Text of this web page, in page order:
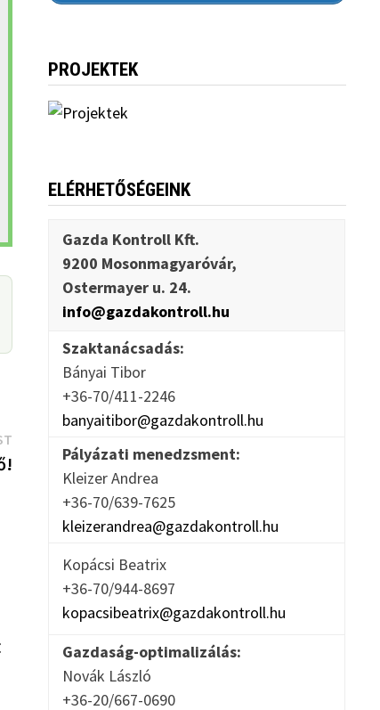
Next
post:
PROJEKTEK
ELÉRHETŐSÉGEINK
Gazda Kontroll Kft.
9200 Mosonmagyaróvár,
Ostermayer u. 24.
info@gazdakontroll.hu
Szaktanácsadás:
Bányai Tibor
+36-70/411-2246
banyaitibor@gazdakontroll.hu
Pályázati menedzsment:
Kleizer Andrea
+36-70/639-7625
kleizerandrea@gazdakontroll.hu
Kopácsi Beatrix
+36-70/944-8697
kopacsibeatrix@gazdakontroll.hu
Gazdaság-optimalizálás:
Novák László
+36-20/667-0690